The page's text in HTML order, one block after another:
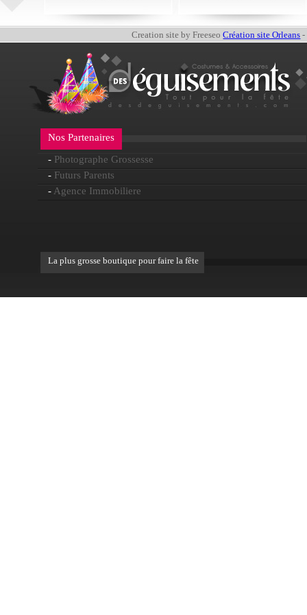
Creation site by FreeseoCréation site Orleans -
Nos Partenaires
- Photographe Grossesse
- Futurs Parents
- Agence Immobiliere
La plus grosse boutique pour faire la fête